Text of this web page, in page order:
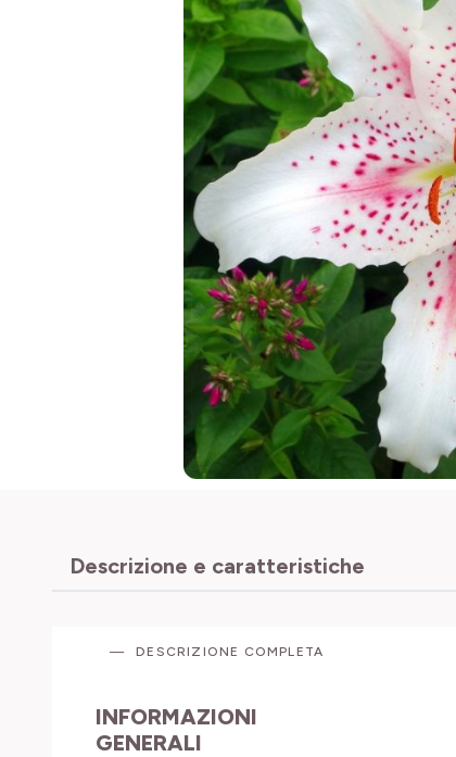
Descrizione e caratteristiche
DESCRIZIONE COMPLETA
INFORMAZIONI
GENERALI